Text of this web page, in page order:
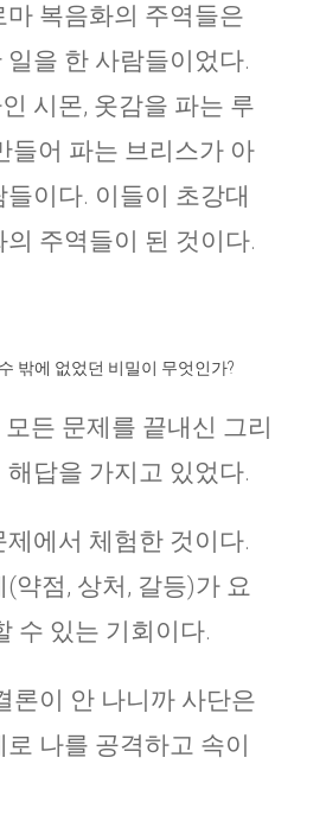
마 복음화의 주역들은
을 한 사람들이었다.
시몬, 옷감을 파는 루
들어 파는 브리스가 아
이다. 이들이 초강대
주역들이 된 것이다.
밖에 없었던 비밀이 무엇인가?
든 문제를 끝내신 그리
답을 가지고 있었다.
에서 체험한 것이다.
약점, 상처, 갈등)가 요
수 있는 기회이다.
론이 안 나니까 사단은
나를 공격하고 속이